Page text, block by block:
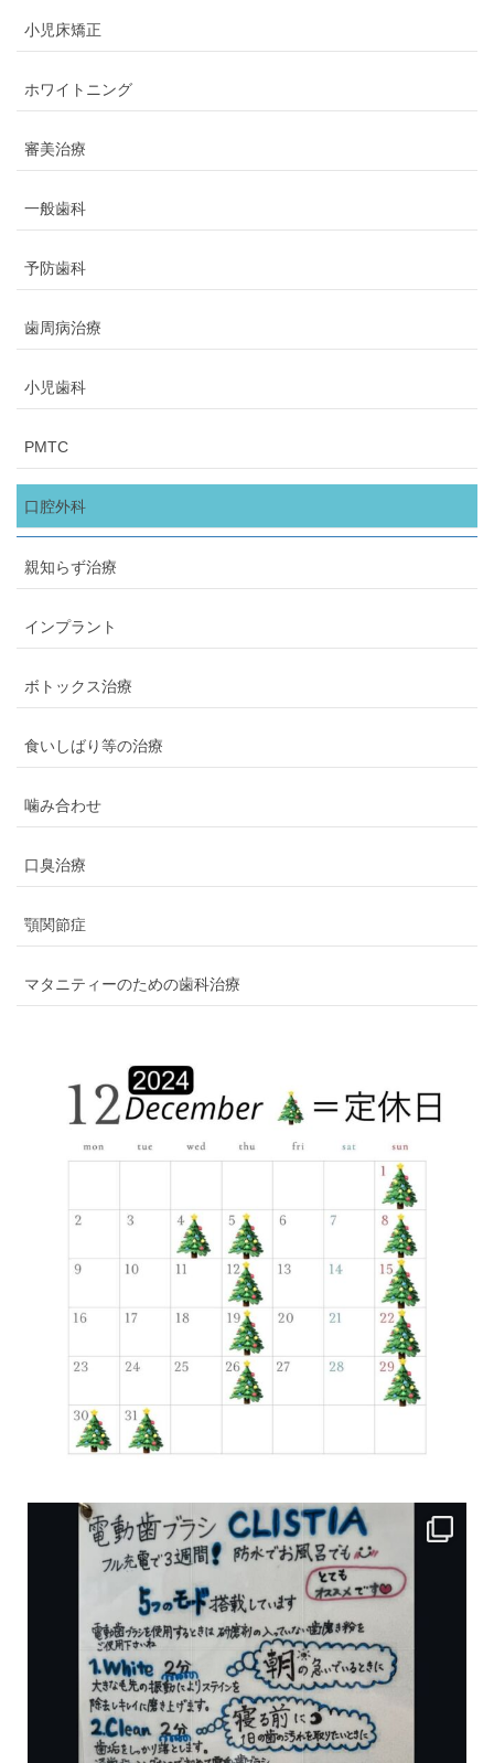
小児床矯正
ホワイトニング
審美治療
一般歯科
予防歯科
歯周病治療
小児歯科
PMTC
口腔外科
親知らず治療
インプラント
ボトックス治療
食いしばり等の治療
噛み合わせ
口臭治療
顎関節症
マタニティーのための歯科治療